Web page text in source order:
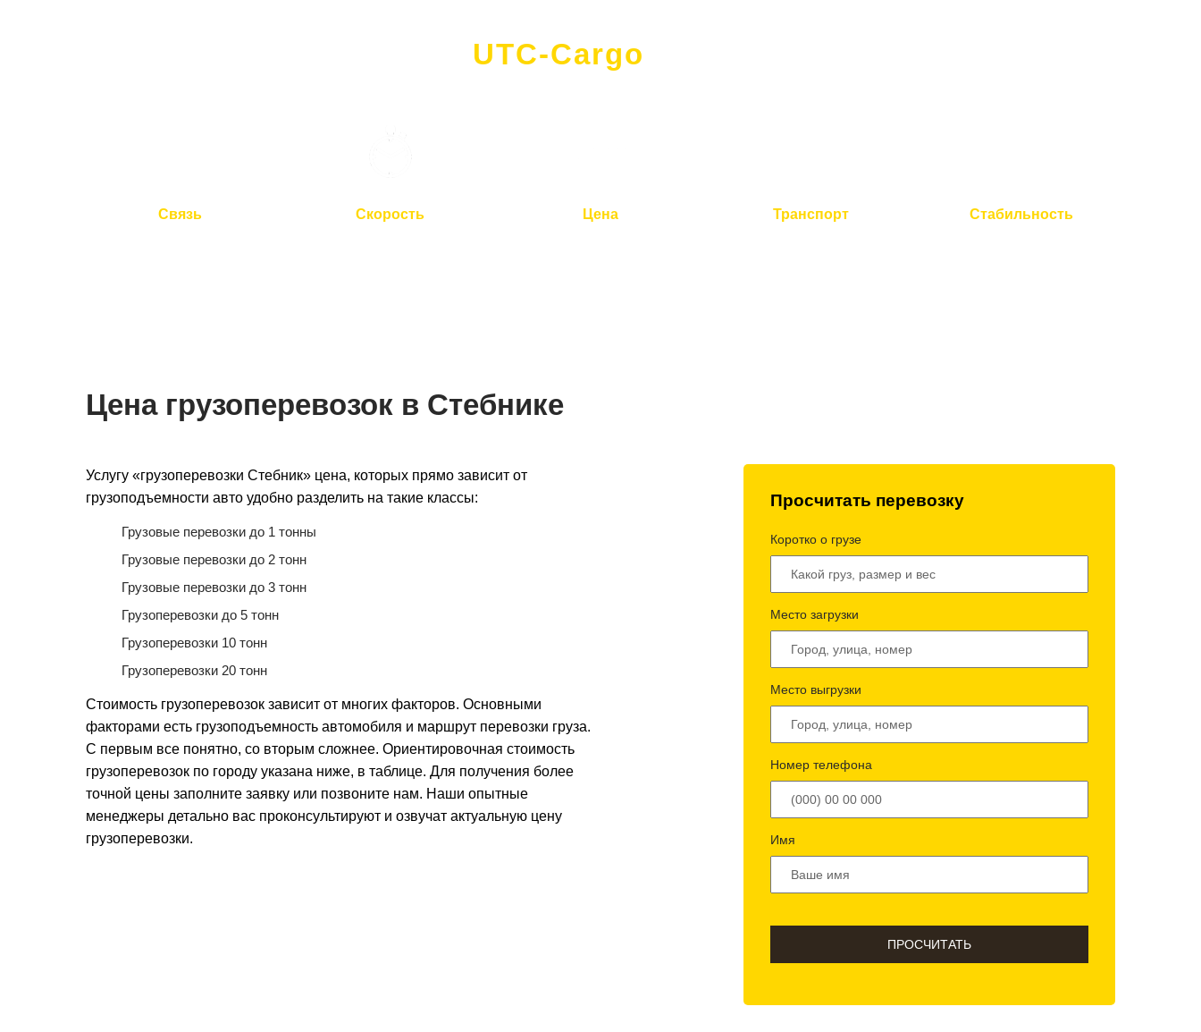
UTC-Cargo
Связь
Скорость
Цена
Транспорт
Стабильность
Цена грузоперевозок в Стебнике
Услугу «грузоперевозки Стебник» цена, которых прямо зависит от
грузоподъемности авто удобно разделить на такие классы:
Грузовые перевозки до 1 тонны
Грузовые перевозки до 2 тонн
Грузовые перевозки до 3 тонн
Грузоперевозки до 5 тонн
Грузоперевозки 10 тонн
Грузоперевозки 20 тонн
Стоимость грузоперевозок зависит от многих факторов. Основными
факторами есть грузоподъемность автомобиля и маршрут перевозки груза.
С первым все понятно, со вторым сложнее. Ориентировочная стоимость
грузоперевозок по городу указана ниже, в таблице. Для получения более
точной цены заполните заявку или позвоните нам. Наши опытные
менеджеры детально вас проконсультируют и озвучат актуальную цену
грузоперевозки.
Просчитать перевозку
Коротко о грузе
Место загрузки
Место выгрузки
Номер телефона
Имя
ПРОСЧИТАТЬ